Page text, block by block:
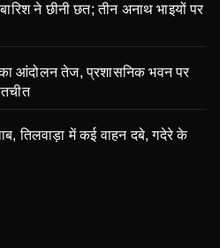
ने छीनी छत; तीन अनाथ भाइयों पर
का आंदोलन तेज, प्रशासनिक भवन पर
तिलवाड़ा में कई वाहन दबे, गदेरे के